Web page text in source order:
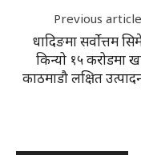
Previous article
धादिङमा सर्वोत्तम
किन्यो १५ करोडमा
काठमाडौ लक्षित